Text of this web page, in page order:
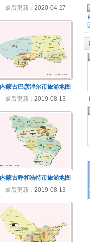
图无邻区
最后更新： 2020-04-27
内蒙古巴彦淖尔市旅游地图
最后更新： 2019-08-13
内蒙古呼和浩特市旅游地图
最后更新： 2019-08-13